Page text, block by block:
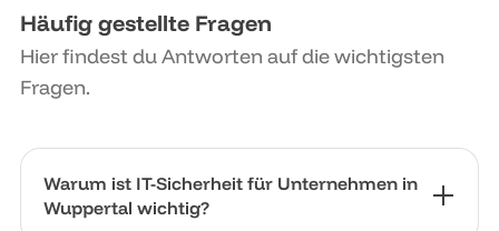
Häufig gestellte Fragen
Hier findest du Antworten auf die wichtigsten
Fragen.
Warum ist IT-Sicherheit für Unternehmen in
Wuppertal wichtig?